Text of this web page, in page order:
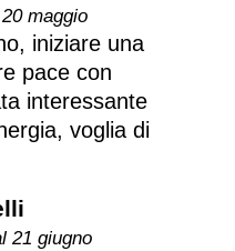
maggio
iniziare una
pace con
interessante
voglia di
21 giugno